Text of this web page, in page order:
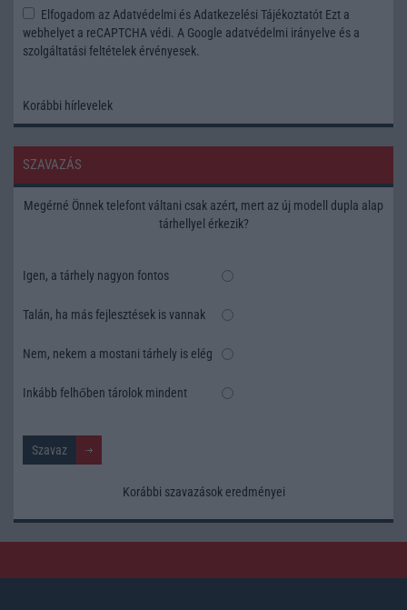
Elfogadom azAdatvédelmi és Adatkezelési Tájékoztatót Ezt a
webhelyet a reCAPTCHA védi. A Google adatvédelmi irányelve és a
szolgáltatási feltételek érvényesek.
Korábbi hírlevelek
SZAVAZÁS
Megérné Önnek telefont váltani csak azért, mert az új modell dupla alap
tárhellyel érkezik?
Igen, a tárhely nagyon fontos
Talán, ha más fejlesztések is vannak
Nem, nekem a mostani tárhely is elég
Inkább felhőben tárolok mindent
Korábbi szavazások eredményei